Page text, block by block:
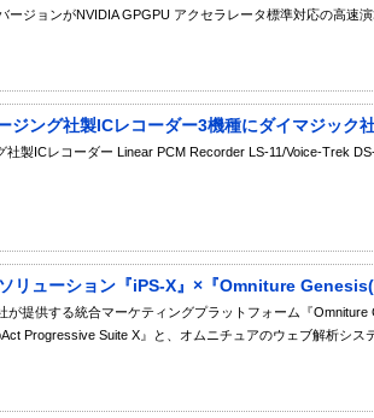
ージョンがNVIDIA GPGPU アクセラレータ標準対応の高速
ジング社製ICレコーダー3機種にダイマジック
社製ICレコーダー Linear PCM Recorder LS-11/Voice-Trek
リューション『iPS-X』×『Omniture
が提供する統合マーケティングプラットフォーム『
Progressive Suite X』と、オムニチュアのウェブ解析シス